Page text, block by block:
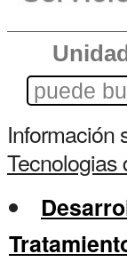
Información
Tecnologias